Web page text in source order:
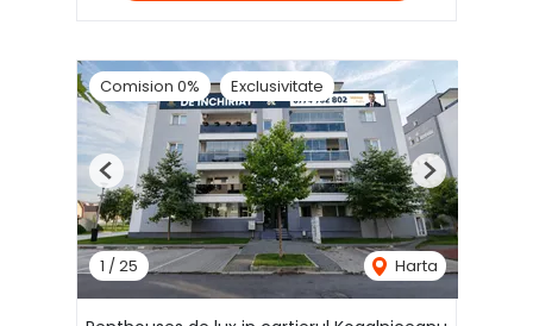
Comision 0% Exclusivitate
1 /25 Harta
Previous Next